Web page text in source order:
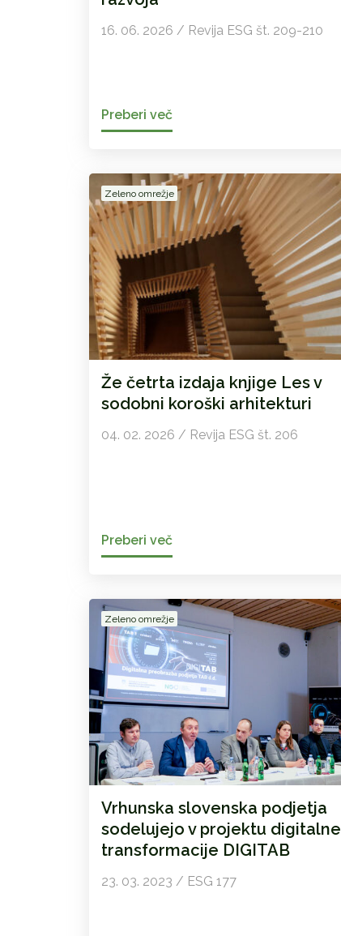
16. 06. 2026 / Revija ESG št. 209-210
Preberi več
Zeleno omrežje
Že četrta izdaja knjige Les v
sodobni koroški arhitekturi
04. 02. 2026 / Revija ESG št. 206
Preberi več
Zeleno omrežje
Vrhunska slovenska podjetja
sodelujejo v projektu digitalne
transformacije DIGITAB
23. 03. 2023 / ESG 177